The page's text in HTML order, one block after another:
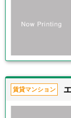
賃貸マンション